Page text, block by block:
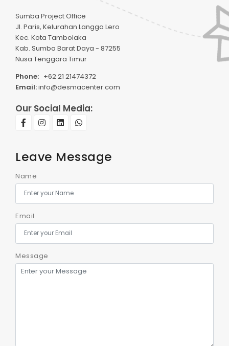
Sumba Project Office
Jl. Paris, Kelurahan Langga Lero
Kec. Kota Tambolaka
Kab. Sumba Barat Daya - 87255
Nusa Tenggara Timur
Phone: +62 21 21474372
Email:info@desmacenter.com
Our Social Media:
Leave Message
Name
Email
Message